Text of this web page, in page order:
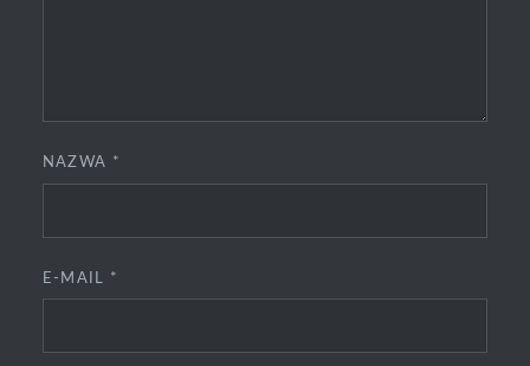
NAZWA *
E-MAIL *